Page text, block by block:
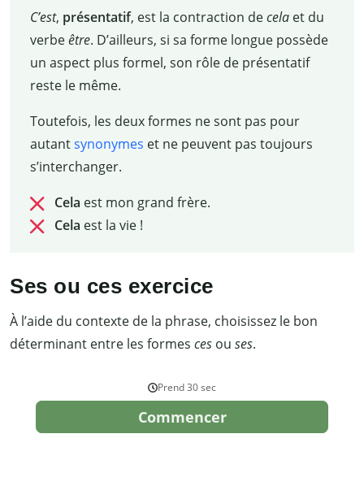
C’est, présentatif, est la contraction decelaet du
verbeêtre. D’ailleurs, si sa forme longue possède
un aspect plus formel, son rôle de présentatif
reste le même.
Toutefois, les deux formes ne sont pas pour
autantsynonymes et ne peuvent pas toujours
s’interchanger.
Cela est mon grand frère.
Cela est la vie !
Ses ou ces exercice
À l’aide du contexte de la phrase, choisissez le bon
déterminant entre les formes ces ou ses.